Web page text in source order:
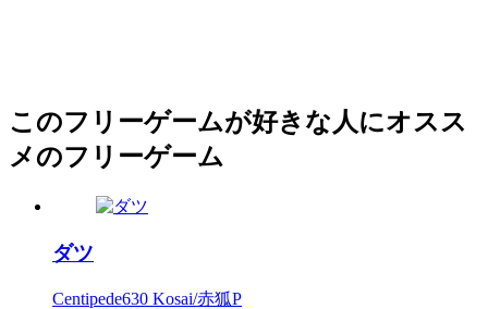
このフリーゲームが好きな人にオスス
メのフリーゲーム
ダツ
Centipede630 Kosai/赤狐P